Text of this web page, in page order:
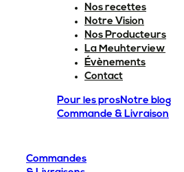
Nos recettes
Notre Vision
Nos Producteurs
La Meuhterview
Évènements
Contact
Pour les prosNotre blog
Commande & Livraison
Commandes